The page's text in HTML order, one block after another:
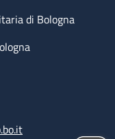
di Bologna